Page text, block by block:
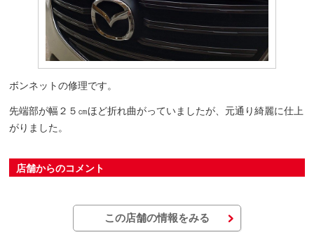
ボンネットの修理です。
先端部が幅２５㎝ほど折れ曲がっていましたが、元通り綺麗に仕上
がりました。
店舗からのコメント
この店舗の情報をみる